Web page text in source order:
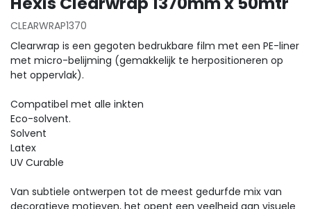
CLEARWRAP1370
Clearwrap is een gegoten bedrukbare film met een PE-liner
met micro-belijming (gemakkelijk te herpositioneren op
het oppervlak).
Compatibel met alle inkten
Eco-solvent.
Solvent
Latex
UV Curable
Van subtiele ontwerpen tot de meest gedurfde mix van
decoratieve motieven, het opent een veelheid aan visuele